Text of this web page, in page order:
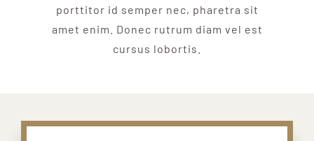
porttitor id semper nec, pharetra sit
amet enim. Donec rutrum diam vel est
cursus lobortis.